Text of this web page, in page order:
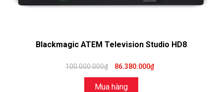
Blackmagic ATEM Television Studio HD8
100.000.000₫ 86.380.000₫
Mua hàng